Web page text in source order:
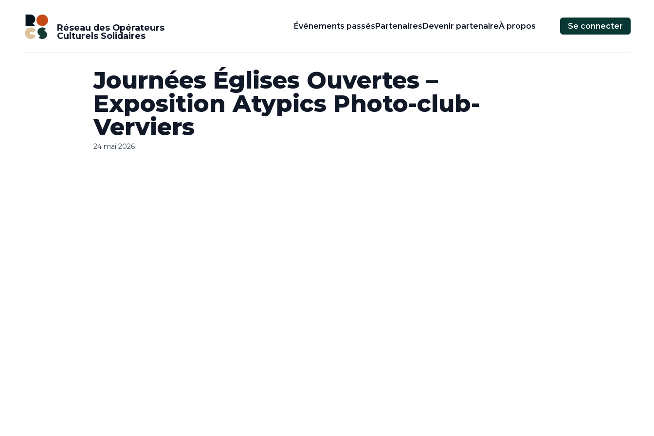
Réseau des Opérateurs
Culturels Solidaires
Événements passésPartenairesDevenir partenaireÀ propos Se connecter
Journées Églises Ouvertes –
Exposition Atypics Photo-club-
Verviers
24 mai 2026